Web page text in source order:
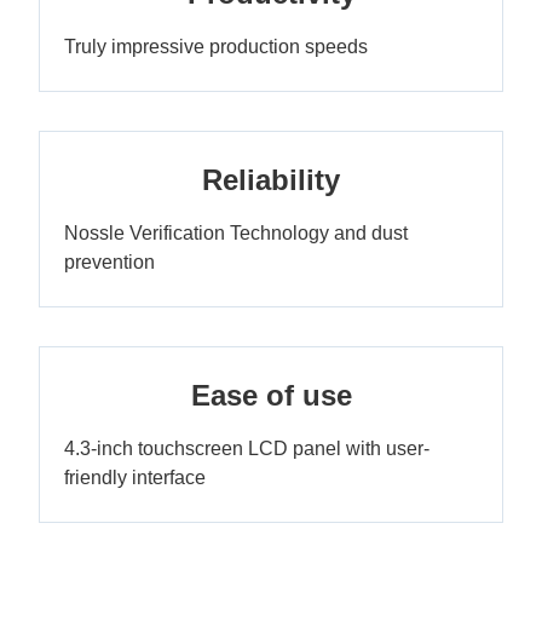
Truly impressive production speeds
Reliability
Nossle Verification Technology and dust
prevention
Ease of use
4.3-inch touchscreen LCD panel with user-
friendly interface